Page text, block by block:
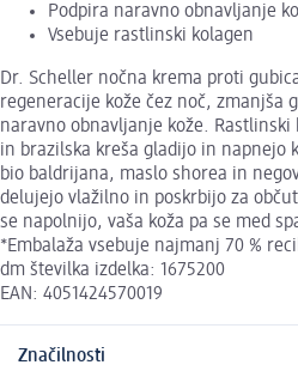
Podpira naravno obnavljanje
Vsebuje rastlinski kolagen
Dr. Scheller nočna krema proti
regeneracije kože čez noč, zmanjša
naravno obnavljanje kože.
in brazilska kreša gladijo in napnejo
bio baldrijana, maslo shorea in
delujejo vlažilno in poskrbijo za
se napolnijo, vaša koža pa se med
*Embalaža vsebuje najmanj 70 %
dm številka izdelka: 1675200
EAN: 4051424570019
Značilnosti